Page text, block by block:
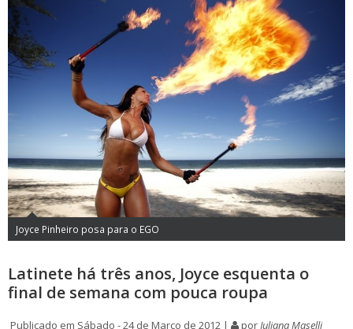
Joyce Pinheiro posa para o EGO
Latinete há três anos, Joyce esquenta o
final de semana com pouca roupa
Publicado em Sábado - 24 de Março de 2012 | por Juliana Maselli